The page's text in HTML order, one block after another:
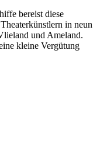
bereist diese
in neun
und Ameland.
kleine Vergütung